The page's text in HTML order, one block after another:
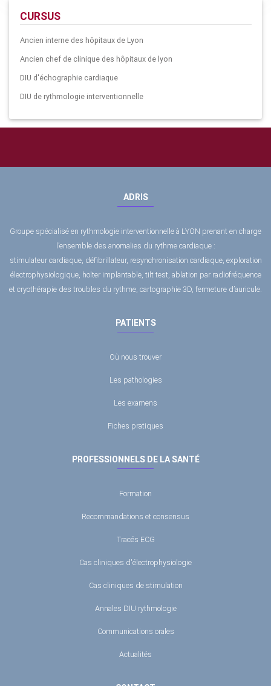
CURSUS
Ancien interne des hôpitaux de Lyon
Ancien chef de clinique des hôpitaux de lyon
DIU d'échographie cardiaque
DIU de rythmologie interventionnelle
ADRIS
Groupe spécialisé en rythmologie interventionnelle à LYON prenant en charge
l’ensemble des anomalies du rythme cardiaque :
stimulateur cardiaque, défibrillateur, resynchronisation cardiaque, exploration
électrophysiologique, holter implantable, tilt test, ablation par radiofréquence
et cryothérapie des troubles du rythme, cartographie 3D, fermeture d’auricule.
PATIENTS
Où nous trouver
Les pathologies
Les examens
Fiches pratiques
PROFESSIONNELS DE LA SANTÉ
Formation
Recommandations et consensus
Tracés ECG
Cas cliniques d'électrophysiologie
Cas cliniques de stimulation
Annales DIU rythmologie
Communications orales
Actualités